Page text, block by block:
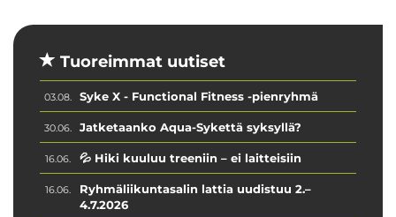
Tuoreimmat uutiset
03.08. Syke X - Functional Fitness -pienryhmä
30.06. Jatketaanko Aqua-Sykettä syksyllä?
16.06. 💦 Hiki kuuluu treeniin – ei laitteisiin
16.06.
Ryhmäliikuntasalin lattia uudistuu 2.–
4.7.2026